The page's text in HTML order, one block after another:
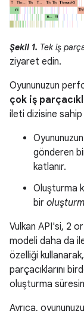
Şekil 1. Tek iş
ziyaret edin.
Oyununuzun
çok iş
ileti dizisine sahip
gönderen
katlanır.
Oluşturma
bir
Vulkan API'si, 2
modeli daha da
özelliği
parçacıklarını
oluşturma
Ayrıca,